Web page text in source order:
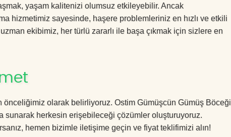
yaşam kalitenizi olumsuz etkileyebilir. Ancak
hizmetimiz sayesinde, haşere problemleriniz en hızlı ve etkili
ekibimiz, her türlü zararlı ile başa çıkmak için sizlere en
olarak belirliyoruz. Ostim Gümüşcün Gümüş Böceği
sunarak herkesin erişebileceği çözümler oluşturuyoruz.
hemen bizimle iletişime geçin ve fiyat teklifimizi alın!